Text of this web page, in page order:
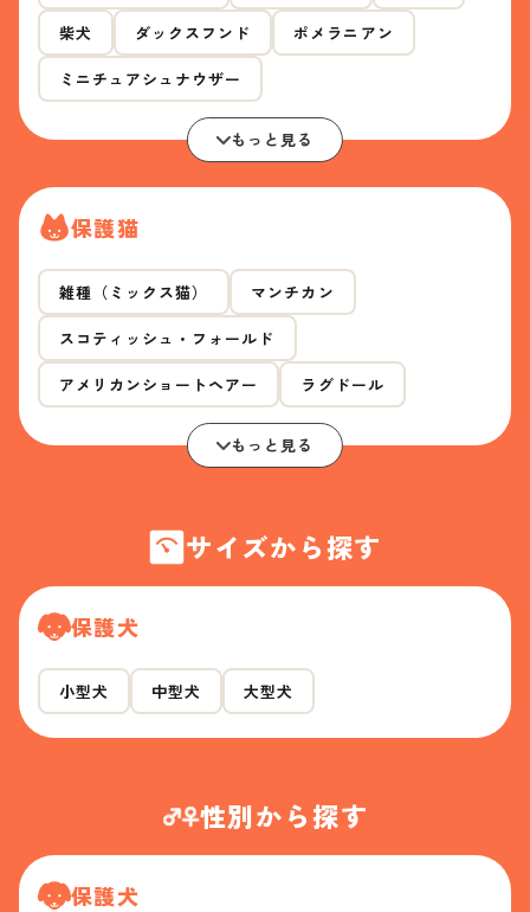
柴犬 ダックスフンド ポメラニアン
ミニチュアシュナウザー
もっと見る
保護猫
雑種（ミックス猫） マンチカン
スコティッシュ・フォールド
アメリカンショートヘアー ラグドール
もっと見る
サイズから探す
保護犬
小型犬 中型犬 大型犬
性別から探す
保護犬